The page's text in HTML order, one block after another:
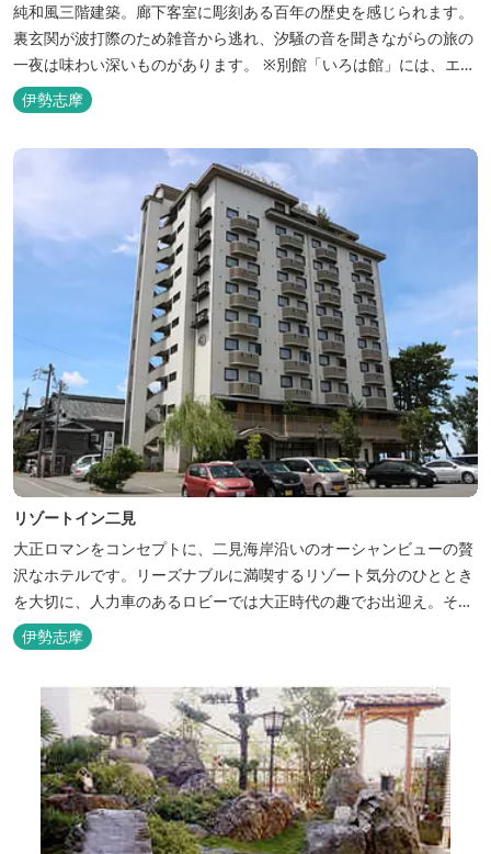
純和風三階建築。廊下客室に彫刻ある百年の歴史を感じられます。
裏玄関が波打際のため雑音から逃れ、汐騒の音を聞きながらの旅の
一夜は味わい深いものがあります。 ※別館「いろは館」には、エイ
リアンやプレデターのリアルな模型があり、初めて見た方はビック
リしますよ。
伊勢志摩
リゾートイン二見
大正ロマンをコンセプトに、二見海岸沿いのオーシャンビューの贅
沢なホテルです。リーズナブルに満喫するリゾート気分のひととき
を大切に、人力車のあるロビーでは大正時代の趣でお出迎え。そし
て、抜群の眺めが自慢の露天風呂｢七福の湯｣は、趣向を凝らした七
つのお風呂のうち、五つをご宿泊者様無料の貸切風呂としてご利用
伊勢志摩